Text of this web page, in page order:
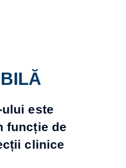
este
funcție de
clinice